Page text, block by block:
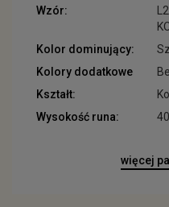
Wzór:
Kolor dominujący:
Kolory dodatkowe
Kształt:
Wysokość runa:
więcej